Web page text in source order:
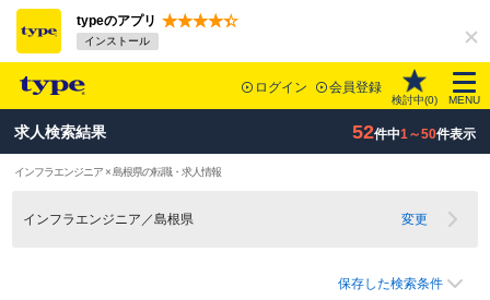
typeのアプリ
インストール
ログイン 会員登録
検討中(0) MENU
求人検索結果 52件中1～50件表示
インフラエンジニア × 島根県の転職・求人情報
インフラエンジニア／島根県 変更
保存した検索条件